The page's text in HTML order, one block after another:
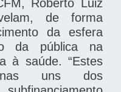
Roberto Luiz
de forma
da esfera
da pública na
à saúde. “Estes
uns dos